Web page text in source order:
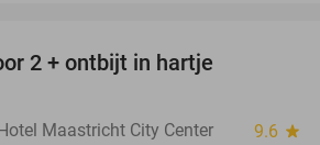
2 + ontbijt in hartje
Maastricht City Center 9.6 star